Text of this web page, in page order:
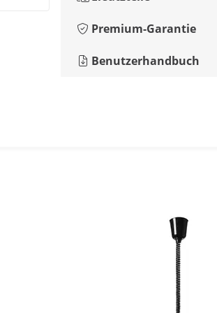
Premium-Garantie
Benutzerhandbuch